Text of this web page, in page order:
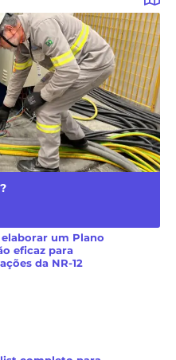
um Plano
eficaz para
da NR-12